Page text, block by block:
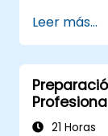
Utilizar
Leer más...
21 Horas